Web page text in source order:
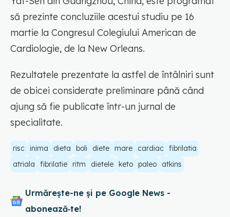
să prezinte concluziile acestui studiu pe 16
martie la Congresul Colegiului American de
Cardiologie, de la New Orleans.
Rezultatele prezentate la astfel de întâlniri sunt
de obicei considerate preliminare până când
ajung să fie publicate într-un jurnal de
specialitate.
risc inima dieta boli diete mare cardiac fibrilatia
atriala
fibrilatie ritm dietele keto paleo atkins
Urmărește-ne și pe Google News -
abonează‑te!